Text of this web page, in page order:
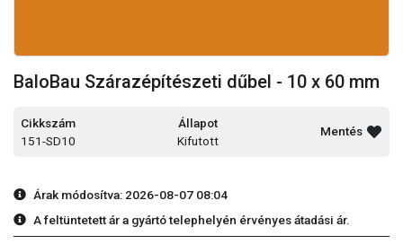
BaloBau Szárazépítészeti dűbel - 10 x 60 mm
Cikkszám
151-SD10
Állapot
Kifutott
Mentés
Árak módosítva: 2026-08-07 08:04
A feltüntetett ár a gyártó telephelyén érvényes átadási ár.